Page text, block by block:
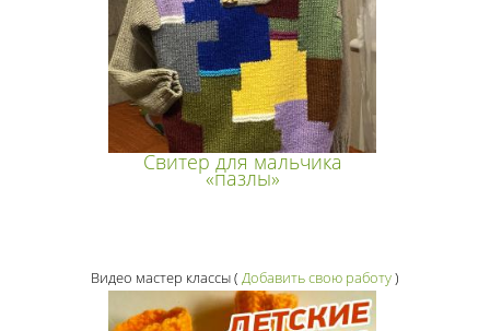
Свитер для мальчика
«пазлы»
Видео мастер классы( Добавить свою работу)